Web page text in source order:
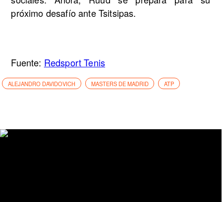
próximo desafío ante Tsitsipas.
Fuente: Redsport Tenis
ALEJANDRO DAVIDOVICH MASTERS DE MADRID ATP